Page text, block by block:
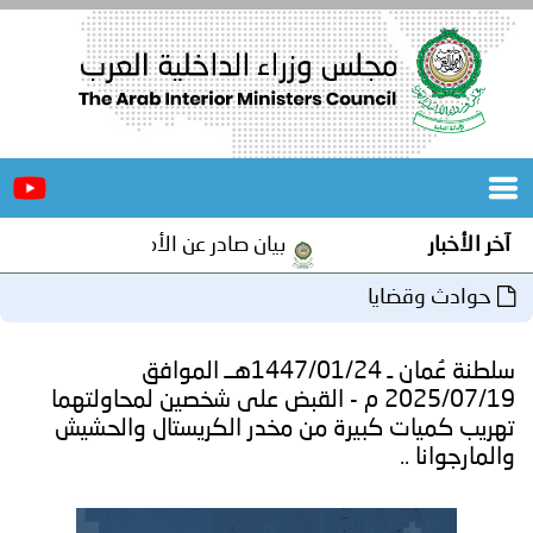
الرئيسية
المجلس
مؤتمرات
و
جهود
آخر الأخبار بيان صادر عن الأمانة العامة لمجلس
حوادث وقضايا
سلطنة عُمان ـ 1447/01/24هــ الموافق
2025/07/19 م - القبض على شخصين لمحاولتهما
تهريب كميات كبيرة من مخدر الكريستال والحشيش
والمارجوانا ..